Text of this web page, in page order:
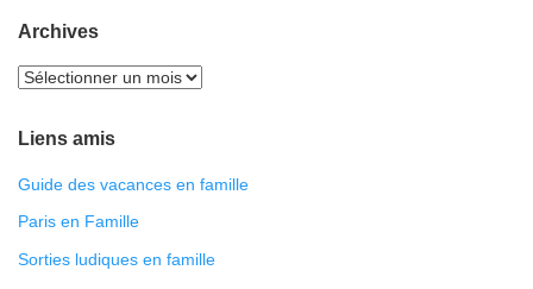
Archives
Liens amis
Guide des vacances en famille
Paris en Famille
Sorties ludiques en famille